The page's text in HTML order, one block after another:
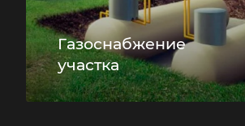
Газоснабжение
участка